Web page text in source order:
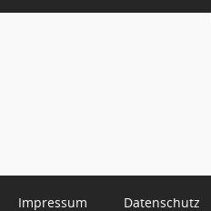
Impressum Datenschutz